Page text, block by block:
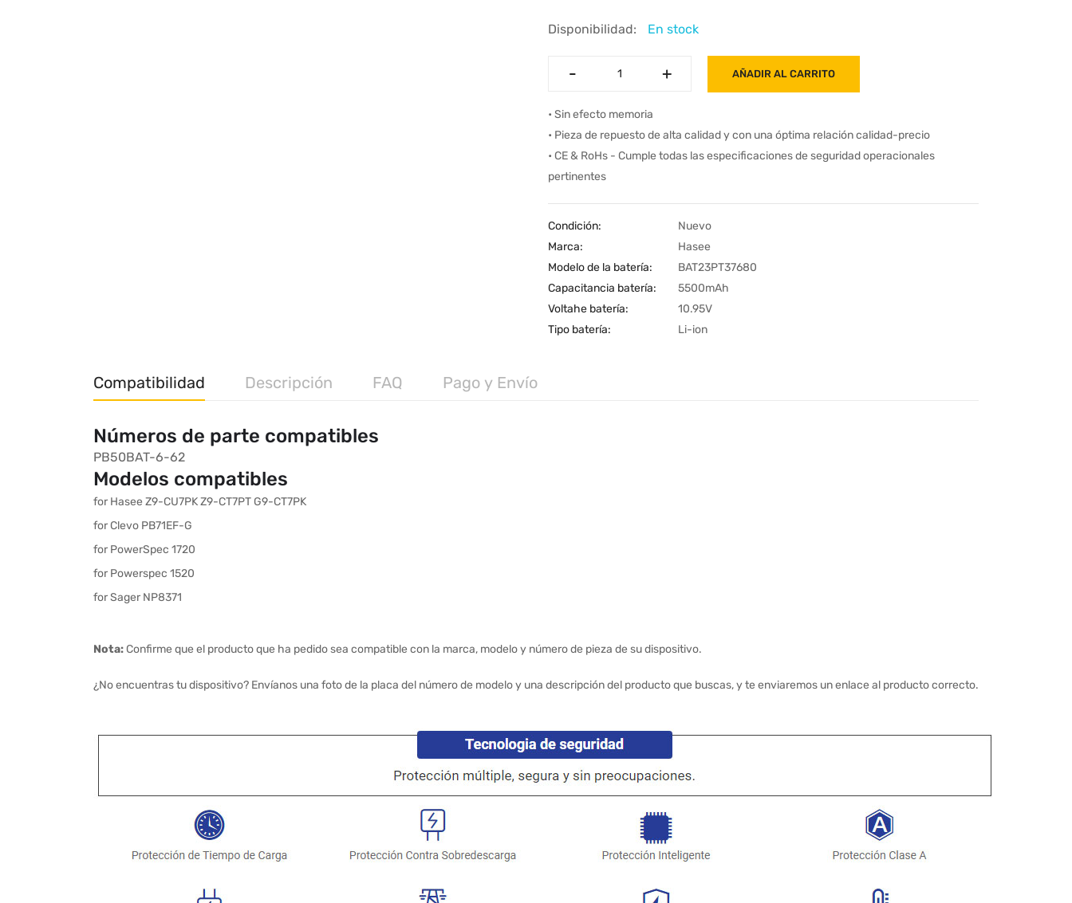
Disponibilidad: En stock
- +
- + AÑADIR AL CARRITO
• Sin efecto memoria
• Pieza de repuesto de alta calidad y con una óptima relación calidad-precio
• CE & RoHs - Cumple todas las especificaciones de seguridad operacionales
pertinentes
Condición:
Nuevo
Marca:
Hasee
Modelo de la batería:
BAT23PT37680
Capacitancia batería:
5500mAh
Voltahe batería:
10.95V
Tipo batería:
Li-ion
Compatibilidad Descripción FAQ Pago y Envío
Números de parte compatibles
PB50BAT-6-62
Modelos compatibles
for Hasee Z9-CU7PK Z9-CT7PT G9-CT7PK
for Clevo PB71EF-G
for PowerSpec 1720
for Powerspec 1520
for Sager NP8371
Nota:Confirme que el producto que ha pedido sea compatible con la marca, modelo y número de pieza de su dispositivo.
¿No encuentras tu dispositivo? Envíanos una foto de la placa del número de modelo y una descripción del producto que buscas, y te enviaremos un enlace al producto correcto.